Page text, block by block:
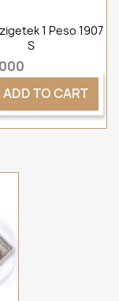
1 Peso 1907
S
ADD TO CART